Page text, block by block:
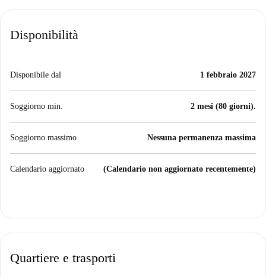
Disponibilità
Disponibile dal 1 febbraio 2027
Soggiorno min. 2 mesi (80 giorni).
Soggiorno massimo Nessuna permanenza massima
Calendario aggiornato (Calendario non aggiornato recentemente)
Quartiere e trasporti